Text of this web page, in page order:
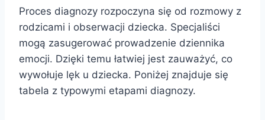
Proces diagnozy rozpoczyna się od rozmowy z
rodzicami i obserwacji dziecka. Specjaliści
mogą zasugerować prowadzenie dziennika
emocji. Dzięki temu łatwiej jest zauważyć, co
wywołuje lęk u dziecka. Poniżej znajduje się
tabela z typowymi etapami diagnozy.